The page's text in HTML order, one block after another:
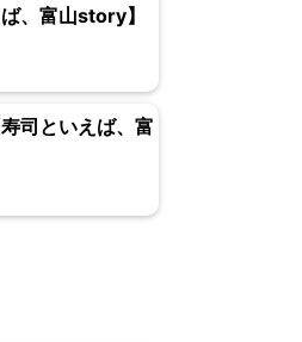
、富山story】
司といえば、富